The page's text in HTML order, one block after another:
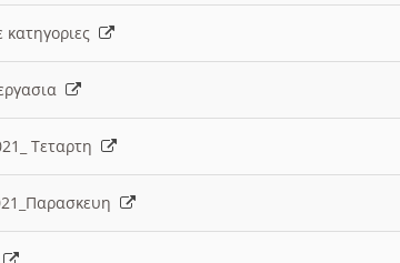
κατηγοριες
εργασια
Τεταρτη